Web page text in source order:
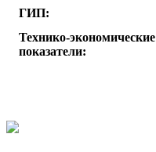
ГИП:
Технико-экономические
показатели: